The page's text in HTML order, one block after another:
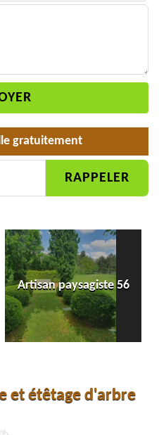
gratuitement
Artisan paysagiste 56
et étêtage d'arbre